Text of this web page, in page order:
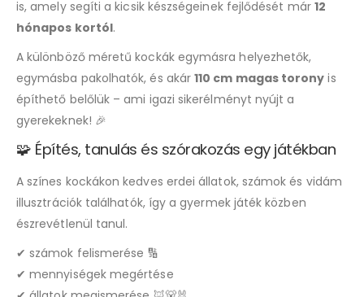
is, amely segíti a kicsik készségeinek fejlődését már 12
hónapos kortól.
A különböző méretű kockák egymásra helyezhetők,
egymásba pakolhatók, és akár110 cm magas torony is
építhető belőlük – ami igazi sikerélményt nyújt a
gyerekeknek! 🎉
🧩 Építés, tanulás és szórakozás egy játékban
A színes kockákon kedves erdei állatok, számok és vidám
illusztrációk találhatók, így a gyermek játék közben
észrevétlenül tanul.
✔ számok felismerése 🔢
✔ mennyiségek megértése